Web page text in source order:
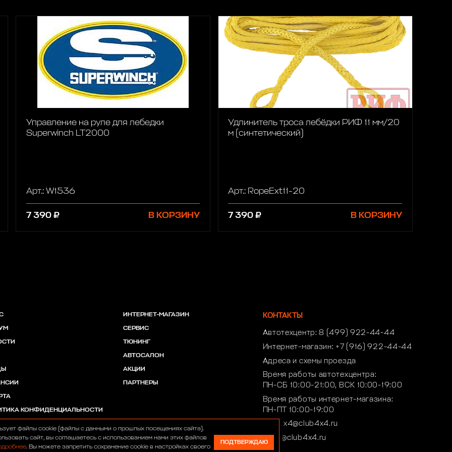
Управление на руле для лебедки
Superwinch LT2000
Арт.: W1536
7 390 ₽ В КОРЗИНУ
Удлинитель троса лебёдки РИФ 11 мм/20
м (синтетический)
Арт.: RopeExt11-20
7 390 ₽ В КОРЗИНУ
КОНФИДЕНЦИАЛЬНОСТИ
ИНТЕРНЕТ-МАГАЗИН
СЕРВИС
ТЮНИНГ
АВТОСАЛОН
АКЦИИ
ПАРТНЕРЫ
КОНТАКТЫ
Автотехцентр:8 (499) 922-44-44
Интернет-магазин: +7 (916) 922-44-44
Адреса и схемы проезда
Время работы автотехцентра:
ПН-СБ 10:00-21:00, ВСК 10:00-19:00
Время работы интернет-магазина:
ПН-ПТ 10:00-19:00
club4x4@club4x4.ru
shop@club4x4.ru
файлы cookie (файлы с данными о прошлых посещениях сайта).
сайт, вы соглашаетесь с использованием нами этих файлов
. Вы можете запретить сохранение cookie в настройках своего
ПОДТВЕРЖДАЮ